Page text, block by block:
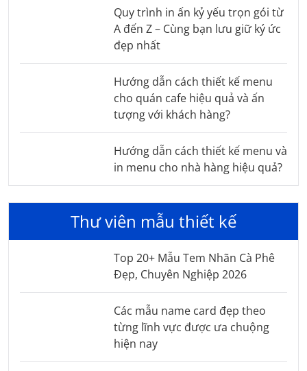
Quy trình in ấn kỷ yếu trọn gói từ
A đến Z – Cùng bạn lưu giữ ký ức
đẹp nhất
Hướng dẫn cách thiết kế menu
cho quán cafe hiệu quả và ấn
tượng với khách hàng?
Hướng dẫn cách thiết kế menu và
in menu cho nhà hàng hiệu quả?
Thư viên mẫu thiết kế
Top 20+ Mẫu Tem Nhãn Cà Phê
Đẹp, Chuyên Nghiệp 2026
Các mẫu name card đẹp theo
từng lĩnh vực được ưa chuộng
hiện nay